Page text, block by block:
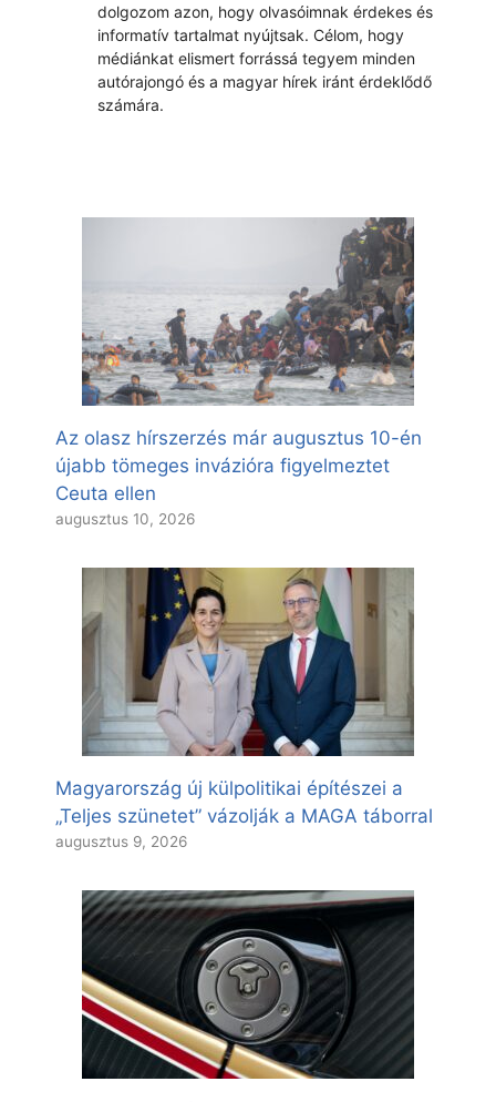
dolgozom azon, hogy olvasóimnak érdekes és
informatív tartalmat nyújtsak. Célom, hogy
médiánkat elismert forrássá tegyem minden
autórajongó és a magyar hírek iránt érdeklődő
számára.
Az olasz hírszerzés már augusztus 10-én
újabb tömeges invázióra figyelmeztet
Ceuta ellen
augusztus 10, 2026
Magyarország új külpolitikai építészei a
„Teljes szünetet” vázolják a MAGA táborral
augusztus 9, 2026